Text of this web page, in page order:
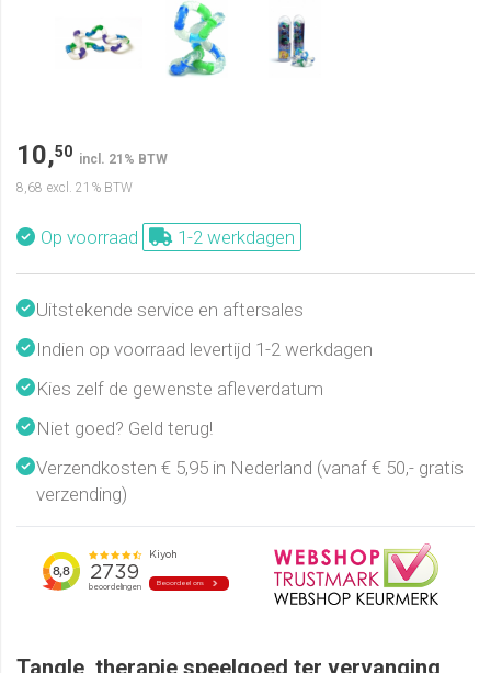
10,50 incl. 21% BTW
8,68 excl. 21% BTW
Op voorraad 1-2 werkdagen
Uitstekende service en aftersales
Indien op voorraad levertijd 1-2 werkdagen
Kies zelf de gewenste afleverdatum
Niet goed? Geld terug!
Verzendkosten € 5,95 in Nederland (vanaf € 50,- gratis
verzending)
Tangle, therapie speelgoed ter vervanging